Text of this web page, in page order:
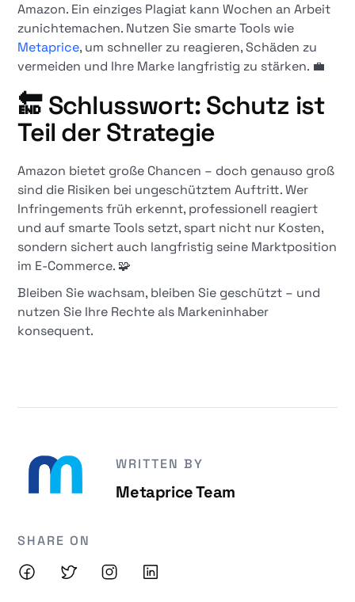
Amazon. Ein einziges Plagiat kann Wochen an Arbeit
zunichtemachen. Nutzen Sie smarte Tools wie
Metaprice, um schneller zu reagieren, Schäden zu
vermeiden und Ihre Marke langfristig zu stärken. 💼
🔚 Schlusswort: Schutz ist
Teil der Strategie
Amazon bietet große Chancen – doch genauso groß
sind die Risiken bei ungeschütztem Auftritt. Wer
Infringements früh erkennt, professionell reagiert
und auf smarte Tools setzt, spart nicht nur Kosten,
sondern sichert auch langfristig seine Marktposition
im E-Commerce. 🧩
Bleiben Sie wachsam, bleiben Sie geschützt – und
nutzen Sie Ihre Rechte als Markeninhaber
konsequent.
WRITTEN BY
Metaprice Team
SHARE ON